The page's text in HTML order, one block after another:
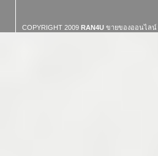
COPYRIGHT 2009 RAN4U ขายของออนไลน์